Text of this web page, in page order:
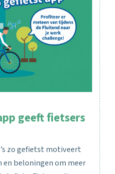
geeft fietsers
zo gefietst motiveert
beloningen om meer